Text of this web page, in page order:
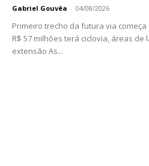
Gabriel Gouvêa - 04/08/2026
Primeiro trecho da futura via
R$ 57 milhões terá ciclovia, áreas de
extensão As...